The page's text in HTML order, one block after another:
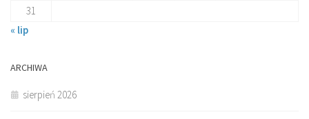
31
« lip
ARCHIWA
sierpień 2026